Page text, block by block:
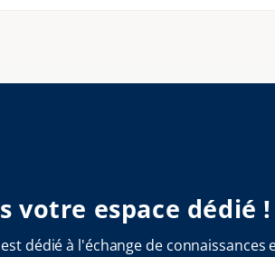
votre espace dédié !
dédié à l'échange de connaissances